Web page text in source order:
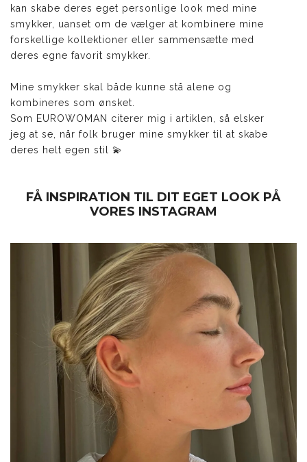
kan skabe deres eget personlige look med mine
smykker, uanset om de vælger at kombinere mine
forskellige kollektioner eller sammensætte med
deres egne favorit smykker.
Mine smykker skal både kunne stå alene og
kombineres som ønsket.
Som EUROWOMAN citerer mig i artiklen, så elsker
jeg at se, når folk bruger mine smykker til at skabe
deres helt egen stil 💫
FÅ INSPIRATION TIL DIT EGET LOOK PÅ
VORES INSTAGRAM